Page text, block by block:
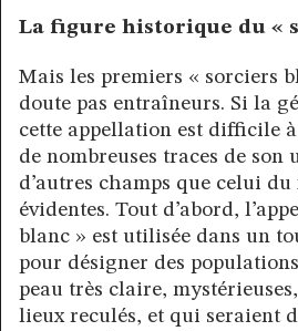
La figure historique du «
Mais les premiers « sorciers
doute pas entraîneurs. Si la
cette appellation est difficile
de nombreuses traces de
d’autres champs que celui
évidentes. Tout d’abord,
blanc » est utilisée dans un
pour désigner des
peau très claire,
lieux reculés, et qui seraient